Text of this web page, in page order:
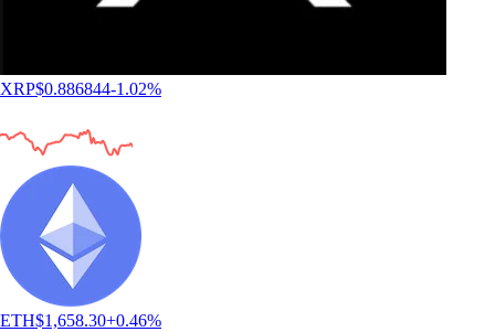
XRP$0.886844-1.02%
ETH$1,658.30+0.46%